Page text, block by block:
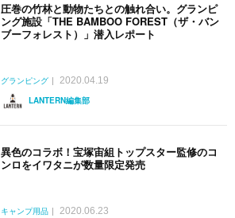
圧巻の竹林と動物たちとの触れ合い。グランピ
ング施設「THE BAMBOO FOREST（ザ・バン
ブーフォレスト）」潜入レポート
グランピング
2020.04.19
LANTERN編集部
異色のコラボ！宝塚宙組トップスター監修のコ
ンロをイワタニが数量限定発売
キャンプ用品
2020.06.23